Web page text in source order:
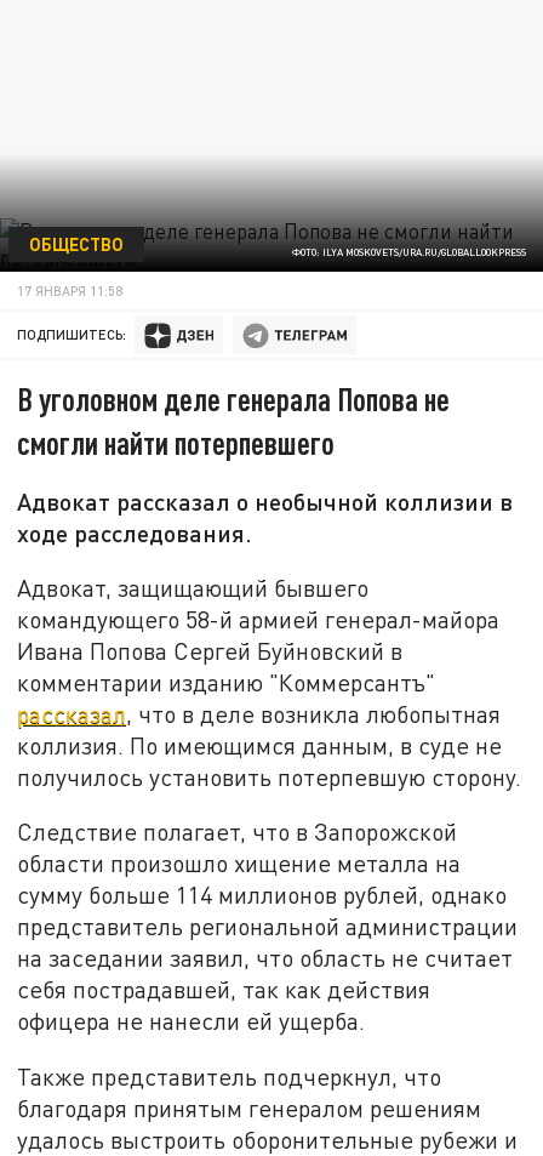
ФОТО: ILYA MOSKOVETS/URA.RU/GLOBALLOOKPRESS
ОБЩЕСТВО
17 ЯНВАРЯ 11:58
ПОДПИШИТЕСЬ:
В уголовном деле генерала Попова не
смогли найти потерпевшего
Адвокат рассказал о необычной коллизии в
ходе расследования.
Адвокат, защищающий бывшего
командующего 58-й армией генерал-майора
Ивана Попова Сергей Буйновский в
комментарии изданию "Коммерсантъ"
рассказал, что в деле возникла любопытная
коллизия. По имеющимся данным, в суде не
получилось установить потерпевшую сторону.
Следствие полагает, что в Запорожской
области произошло хищение металла на
сумму больше 114 миллионов рублей, однако
представитель региональной администрации
на заседании заявил, что область не считает
себя пострадавшей, так как действия
офицера не нанесли ей ущерба.
Также представитель подчеркнул, что
благодаря принятым генералом решениям
удалось выстроить оборонительные рубежи и